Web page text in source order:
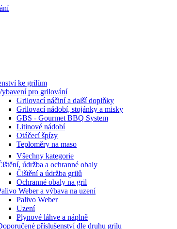
ke grilům
pro grilování
Grilovací náčiní a další doplňky
Grilovací nádobí, stojánky a misky
GBS - Gourmet BBQ System
Litinové nádobí
Otáčecí špízy
Teploměry na maso
Všechny kategorie
údržba a ochranné obaly
Čištění a údržba grilů
Ochranné obaly na gril
Weber a výbava na uzení
Palivo Weber
Uzení
Plynové láhve a náplně
příslušenství dle druhu grilu